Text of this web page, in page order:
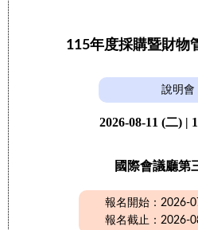
115年度採購暨財物
說明會
2026-08-11 (二) |
國際會議廳第
報名開始：2026-
報名截止：2026-